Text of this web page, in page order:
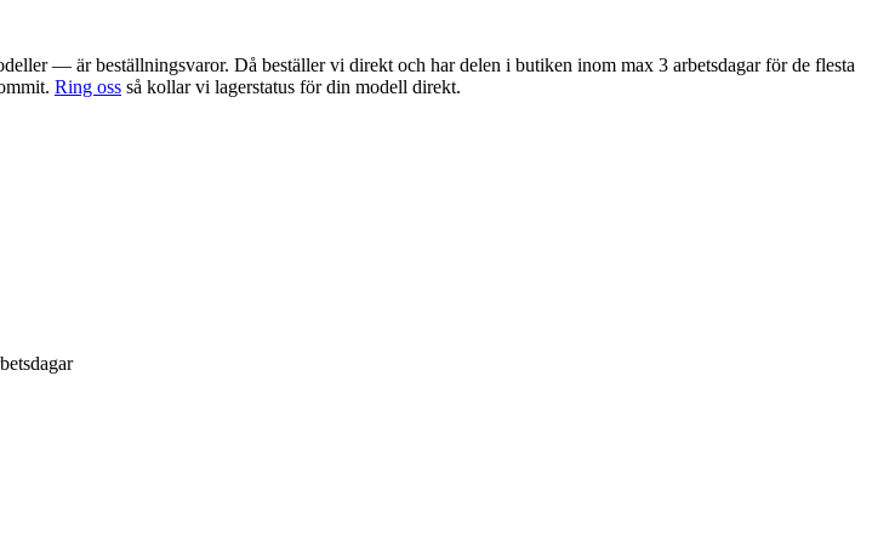
— är beställningsvaror. Då beställer vi direkt och har delen i butiken inom max 3 arbetsdagar för de flesta
Ring oss så kollar vi lagerstatus för din modell direkt.